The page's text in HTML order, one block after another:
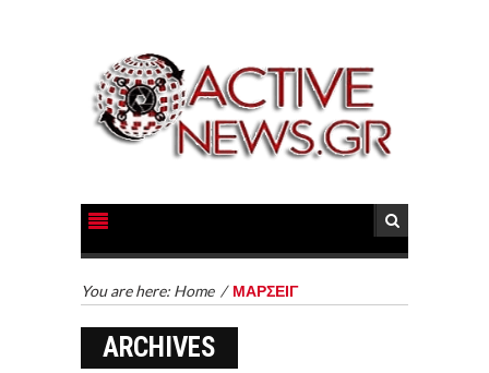
You are here: Home / ΜΑΡΣΕΙΓ
ARCHIVES